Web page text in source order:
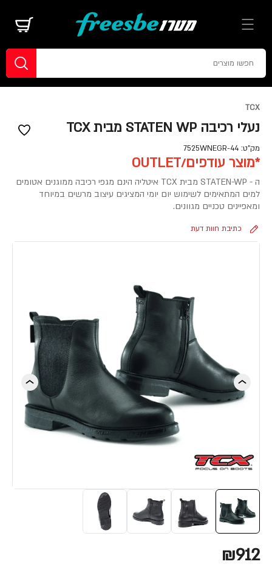
TCX
נעלי רכיבה STATEN WP מבית TCX
מק"ט: 7525WNEGR-44
*מוצר עודפים/OUTLET
ה - STATEN-WP מבית TCX איטליה הינם מגפי רכיבה ממוגנים אטומים
למים המתאימים לשימוש יום יומי המציגים עיצוב מרשים במיוחד
ומאפיינים טכניים מגוונים.
כתיבת חוות דעת
₪912